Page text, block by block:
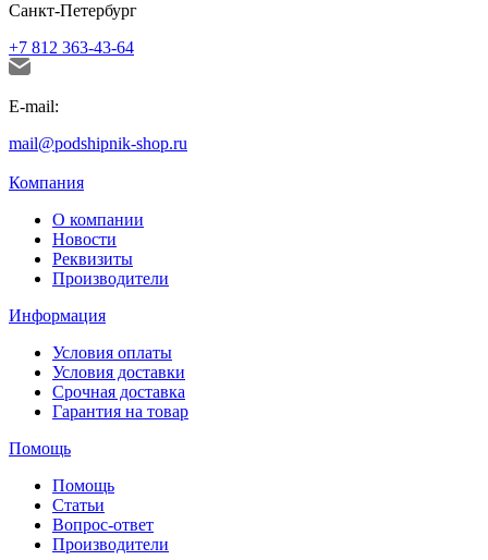
Санкт-Петербург
+7 812 363-43-64
E-mail:
mail@podshipnik-shop.ru
Компания
О компании
Новости
Реквизиты
Производители
Информация
Условия оплаты
Условия доставки
Срочная доставка
Гарантия на товар
Помощь
Помощь
Статьи
Вопрос-ответ
Производители